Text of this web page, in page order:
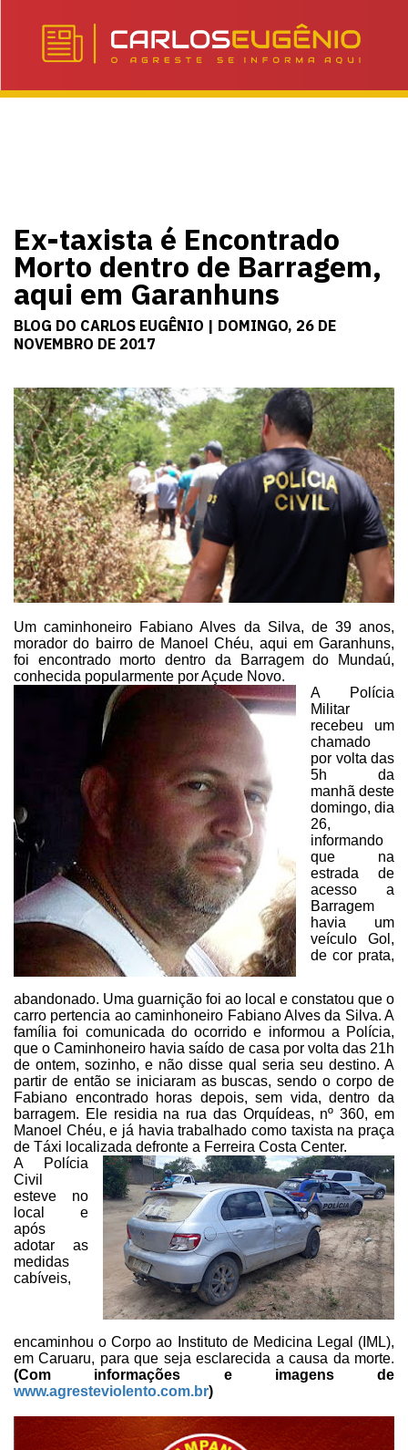
Ex-taxista é Encontrado
Morto dentro de Barragem,
aqui em Garanhuns
BLOG DO CARLOS EUGÊNIO | DOMINGO, 26 DE
NOVEMBRO DE 2017
Um caminhoneiro Fabiano Alves da Silva, de 39 anos,
morador do bairro deManoel Chéu, aqui em Garanhuns,
foi encontrado morto dentro da Barragem do Mundaú,
conhecida popularmente por Açude Novo.
A Polícia
Militar
recebeu um
chamado
por volta das
5h da
manhã deste
domingo, dia
26,
informando
que na
estrada de
acesso a
Barragem
havia um
veículo Gol,
de cor prata,
abandonado. Uma guarnição foi ao local e constatou que o
carro pertencia aocaminhoneiro Fabiano Alves da Silva. A
família foi comunicada do ocorrido e informou a Polícia,
que o Caminhoneiro havia saído de casa por volta das 21h
de ontem, sozinho, e não disse qual seria seu destino. A
partir de então se iniciaram as buscas, sendo o corpo de
Fabiano encontrado horas depois, sem vida, dentro da
barragem. Ele residia na rua das Orquídeas, nº 360, em
Manoel Chéu, e já havia trabalhado como taxista na praça
de Táxi localizada defronte a Ferreira Costa Center.
A Polícia
Civil
esteve no
local e
após
adotar as
medidas
cabíveis,
encaminhou o Corpo ao Institutode Medicina Legal (IML),
em Caruaru, para que seja esclarecida a causa da morte.
(Com informações e imagens de
www.agresteviolento.com.br)